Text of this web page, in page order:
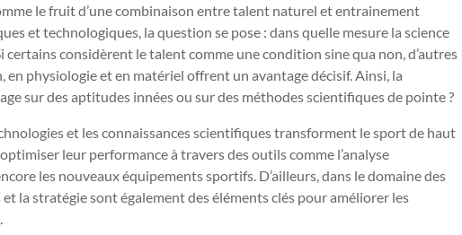
le fruit d’une combinaison entre talent naturel et entrainement
et technologiques, la question se pose : dans quelle mesure la science
considèrent le talent comme une condition sine qua non, d’autres
physiologie et en matériel offrent un avantage décisif. Ainsi, la
sur des aptitudes innées ou sur des méthodes scientifiques de pointe ?
et les connaissances scientifiques transforment le sport de haut
leur performance à travers des outils comme l’analyse
les nouveaux équipements sportifs. D’ailleurs, dans le domaine des
et la stratégie sont également des éléments clés pour améliorer les